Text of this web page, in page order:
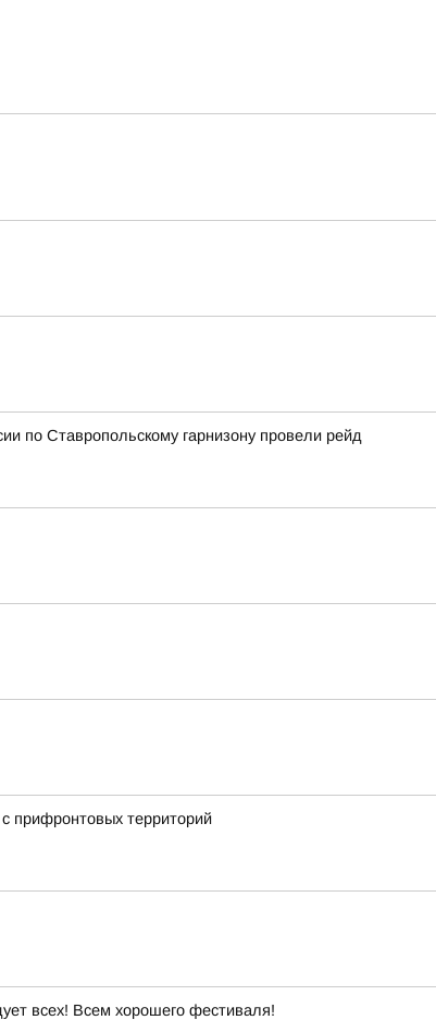
по Ставропольскому гарнизону провели рейд
прифронтовых территорий
всех! Всем хорошего фестиваля!